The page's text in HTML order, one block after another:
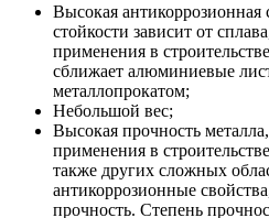
Высокая антикоррозионная
стойкости зависит от
применения в
сближает алюминиевые
металлопрокатом;
Небольшой вес;
Высокая прочность
применения в
также других сложных
антикоррозионные
прочность. Степень